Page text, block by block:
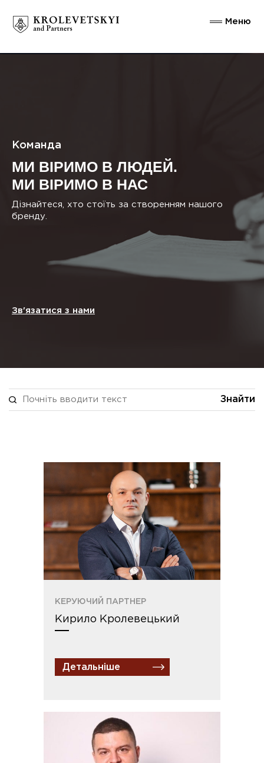
Меню
Команда
МИ ВІРИМО В ЛЮДЕЙ.
МИ ВІРИМО В НАС
Дізнайтеся, хто стоїть за створенням нашого
бренду.
Зв'язатися з нами
Знайти
КЕРУЮЧИЙ ПАРТНЕР
Кирило Кролевецький
Детальніше